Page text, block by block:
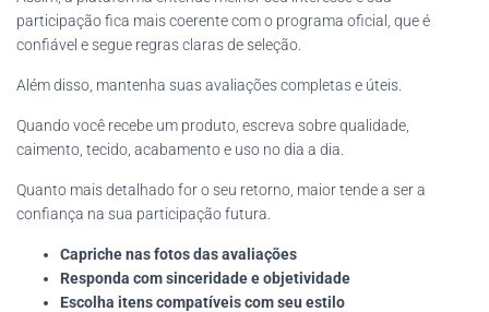
participação fica mais coerente com o programa oficial, que é
confiável e segue regras claras de seleção.
Além disso, mantenha suas avaliações completas e úteis.
Quando você recebe um produto, escreva sobre qualidade,
caimento, tecido, acabamento e uso no dia a dia.
Quanto mais detalhado for o seu retorno, maior tende a ser a
confiança na sua participação futura.
Capriche nas fotos das avaliações
Responda com sinceridade e objetividade
Escolha itens compatíveis com seu estilo